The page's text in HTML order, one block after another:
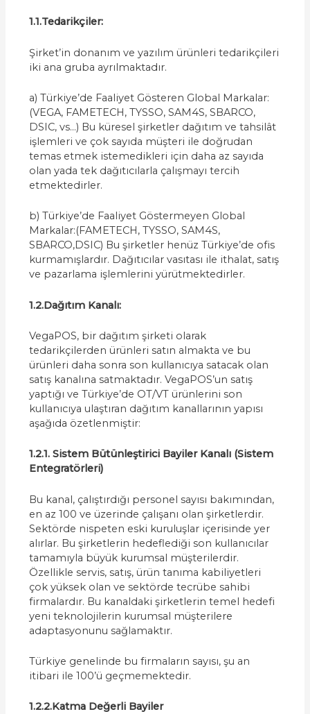
1.1.Tedarikçiler:
Şirket’in donanım ve yazılım ürünleri tedarikçileri
iki ana gruba ayrılmaktadır.
a) Türkiye’de Faaliyet Gösteren Global Markalar:
(VEGA, FAMETECH, TYSSO, SAM4S, SBARCO,
DSIC, vs…) Bu küresel şirketler dağıtım ve tahsilât
işlemleri ve çok sayıda müşteri ile doğrudan
temas etmek istemedikleri için daha az sayıda
olan yada tek dağıtıcılarla çalışmayı tercih
etmektedirler.
b) Türkiye’de Faaliyet Göstermeyen Global
Markalar:(FAMETECH, TYSSO, SAM4S,
SBARCO,DSIC) Bu şirketler henüz Türkiye’de ofis
kurmamışlardır. Dağıtıcılar vasıtası ile ithalat, satış
ve pazarlama işlemlerini yürütmektedirler.
1.2.Dağıtım Kanalı:
VegaPOS, bir dağıtım şirketi olarak
tedarikçilerden ürünleri satın almakta ve bu
ürünleri daha sonra son kullanıcıya satacak olan
satış kanalına satmaktadır. VegaPOS’un satış
yaptığı ve Türkiye’de OT/VT ürünlerini son
kullanıcıya ulaştıran dağıtım kanallarının yapısı
aşağıda özetlenmiştir:
1.2.1. Sistem Bütünleştirici Bayiler Kanalı (Sistem
Entegratörleri)
Bu kanal, çalıştırdığı personel sayısı bakımından,
en az 100 ve üzerinde çalışanı olan şirketlerdir.
Sektörde nispeten eski kuruluşlar içerisinde yer
alırlar. Bu şirketlerin hedeflediği son kullanıcılar
tamamıyla büyük kurumsal müşterilerdir.
Özellikle servis, satış, ürün tanıma kabiliyetleri
çok yüksek olan ve sektörde tecrübe sahibi
firmalardır. Bu kanaldaki şirketlerin temel hedefi
yeni teknolojilerin kurumsal müşterilere
adaptasyonunu sağlamaktır.
Türkiye genelinde bu firmaların sayısı, şu an
itibari ile 100’ü geçmemektedir.
1.2.2.Katma Değerli Bayiler